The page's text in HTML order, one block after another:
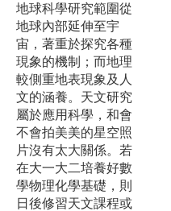
地球科學研究範圍從
地球內部延伸至宇
宙，著重於探究各種
現象的機制；而地理
較側重地表現象及人
文的涵養。天文研究
屬於應用科學，和會
不會拍美美的星空照
片沒有太大關係。若
在大一大二培養好數
學物理化學基礎，則
日後修習天文課程或